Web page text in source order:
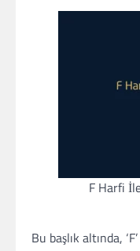
F Harfi
Bu başlık altında,